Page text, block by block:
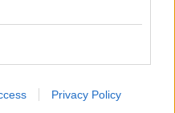
Privacy Policy
panasz a VOLT-on
A vasárnap befejeződött